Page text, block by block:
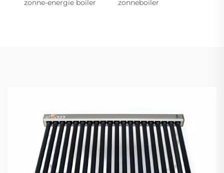
zonne-energie boiler zonneboiler